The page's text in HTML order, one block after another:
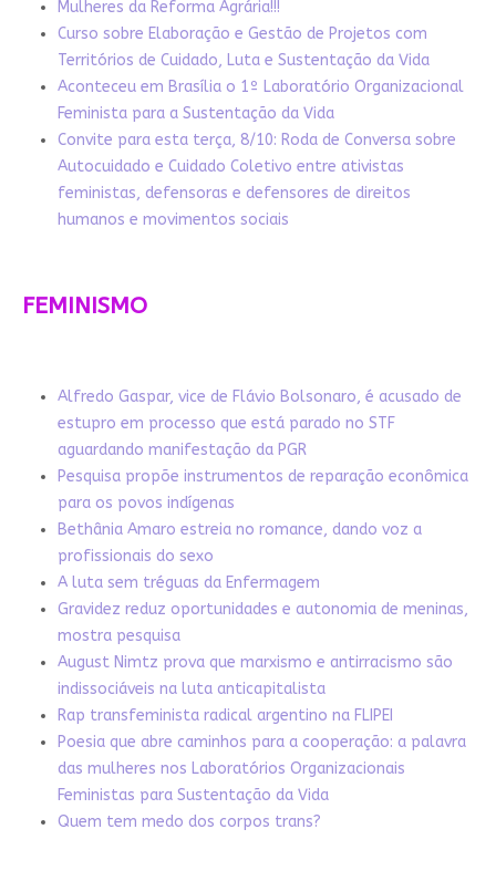
Mulheres da Reforma Agrária!!!
Curso sobre Elaboração e Gestão de Projetos com
Territórios de Cuidado, Luta e Sustentação da Vida
Aconteceu em Brasília o 1º Laboratório Organizacional
Feminista para a Sustentação da Vida
Convite para esta terça, 8/10: Roda de Conversa sobre
Autocuidado e Cuidado Coletivo entre ativistas
feministas, defensoras e defensores de direitos
humanos e movimentos sociais
FEMINISMO
Alfredo Gaspar, vice de Flávio Bolsonaro, é acusado de
estupro em processo que está parado no STF
aguardando manifestação da PGR
Pesquisa propõe instrumentos de reparação econômica
para os povos indígenas
Bethânia Amaro estreia no romance, dando voz a
profissionais do sexo
A luta sem tréguas da Enfermagem
Gravidez reduz oportunidades e autonomia de meninas,
mostra pesquisa
August Nimtz prova que marxismo e antirracismo são
indissociáveis na luta anticapitalista
Rap transfeminista radical argentino na FLIPEI
Poesia que abre caminhos para a cooperação: a palavra
das mulheres nos Laboratórios Organizacionais
Feministas para Sustentação da Vida
Quem tem medo dos corpos trans?